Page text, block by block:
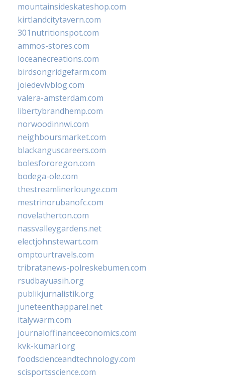
mountainsideskateshop.com
kirtlandcitytavern.com
301nutritionspot.com
ammos-stores.com
loceanecreations.com
birdsongridgefarm.com
joiedevivblog.com
valera-amsterdam.com
libertybrandhemp.com
norwoodinnwi.com
neighboursmarket.com
blackanguscareers.com
bolesfororegon.com
bodega-ole.com
thestreamlinerlounge.com
mestrinorubanofc.com
novelatherton.com
nassvalleygardens.net
electjohnstewart.com
omptourtravels.com
tribratanews-polreskebumen.com
rsudbayuasih.org
publikjurnalistik.org
juneteenthapparel.net
italywarm.com
journaloffinanceeconomics.com
kvk-kumari.org
foodscienceandtechnology.com
scisportsscience.com